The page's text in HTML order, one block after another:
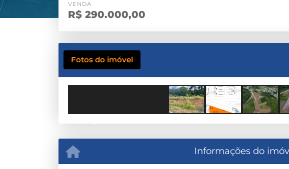
VENDA
R$ 290.000,00
Fotos do imóvel
Informações do